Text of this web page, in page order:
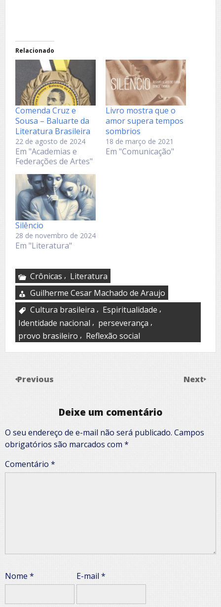
Relacionado
Comenda Cruz e
Sousa – Baluarte da
Literatura Brasileira
22 de agosto de 2024
Em "Academias e
Federações de Artes"
Livro mostra que o
amor supera tempos
sombrios
18 de março de 2021
Em "Comunicação"
Silêncio
28 de novembro de 2024
Em "Literatura"
Crônicas , Literatura
Guilherme Cesar Machado de Araujo
Cultura brasileira , Espiritualidade ,
Identidade nacional , perseverança ,
provo brasileiro , Reflexão social
Previous Next
Deixe um comentário
O seu endereço de e-mail não será publicado. Campos
obrigatórios são marcados com *
Comentário *
Nome * E-mail *